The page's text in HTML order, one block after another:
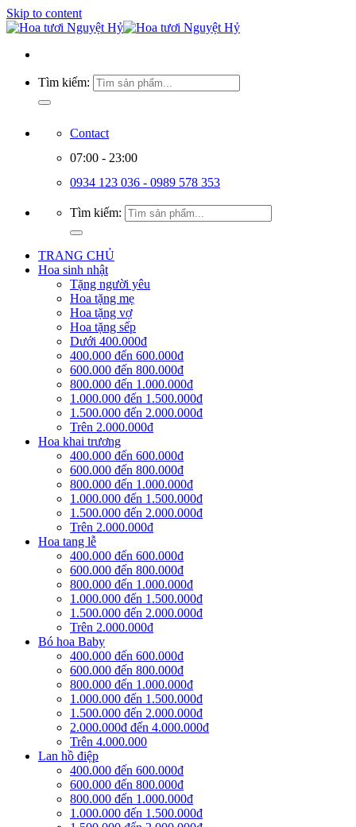
Skip to content
Tìm kiếm:
Contact
07:00 - 23:00
0934 123 036 - 0989 578 353
Tìm kiếm:
TRANG CHỦ
Hoa sinh nhật
Tặng người yêu
Hoa tặng mẹ
Hoa tặng vợ
Hoa tặng sếp
Dưới 400.000đ
400.000 đến 600.000đ
600.000 đến 800.000đ
800.000 đến 1.000.000đ
1.000.000 đến 1.500.000đ
1.500.000 đến 2.000.000đ
Trên 2.000.000đ
Hoa khai trương
400.000 đến 600.000đ
600.000 đến 800.000đ
800.000 đến 1.000.000đ
1.000.000 đến 1.500.000đ
1.500.000 đến 2.000.000đ
Trên 2.000.000đ
Hoa tang lễ
400.000 đến 600.000đ
600.000 đến 800.000đ
800.000 đến 1.000.000đ
1.000.000 đến 1.500.000đ
1.500.000 đến 2.000.000đ
Trên 2.000.000đ
Bó hoa Baby
400.000 đến 600.000đ
600.000 đến 800.000đ
800.000 đến 1.000.000đ
1.000.000 đến 1.500.000đ
1.500.000 đến 2.000.000đ
2.000.000đ đến 4.000.000đ
Trên 4.000.000
Lan hồ điệp
400.000 đến 600.000đ
600.000 đến 800.000đ
800.000 đến 1.000.000đ
1.000.000 đến 1.500.000đ